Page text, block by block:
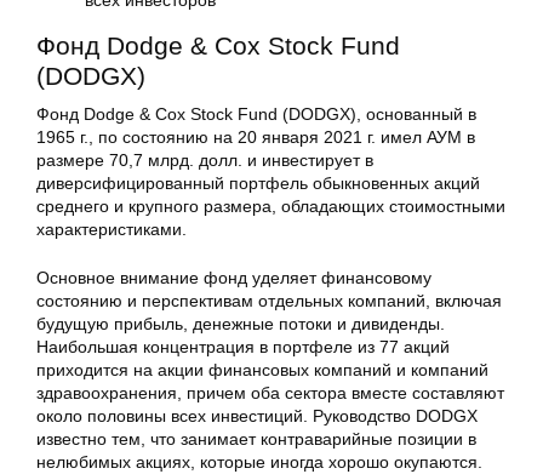
Фонд Dodge & Cox Stock Fund
(DODGX)
Фонд Dodge & Cox Stock Fund (DODGX), основанный в
1965 г., по состоянию на 20 января 2021 г. имел АУМ в
размере 70,7 млрд. долл. и инвестирует в
диверсифицированный портфель обыкновенных акций
среднего и крупного размера, обладающих стоимостными
характеристиками.
Основное внимание фонд уделяет финансовому
состоянию и перспективам отдельных компаний, включая
будущую прибыль, денежные потоки и дивиденды.
Наибольшая концентрация в портфеле из 77 акций
приходится на акции финансовых компаний и компаний
здравоохранения, причем оба сектора вместе составляют
около половины всех инвестиций. Руководство DODGX
известно тем, что занимает контраварийные позиции в
нелюбимых акциях, которые иногда хорошо окупаются.